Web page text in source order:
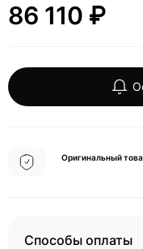
86 110 ₽
Оригинальный
Способы оплаты